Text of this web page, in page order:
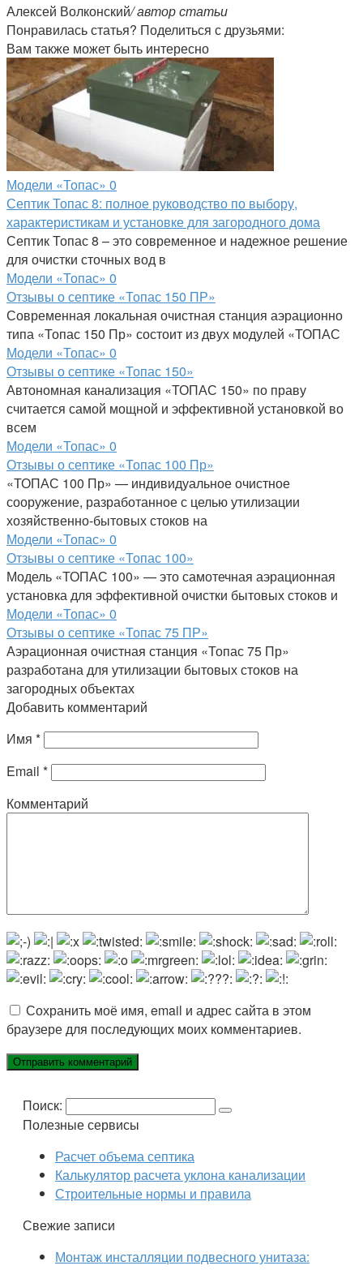
Алексей Волконский/ автор статьи
Понравилась статья? Поделиться с друзьями:
Вам также может быть интересно
Модели «Топас» 0
Септик Топас 8: полное руководство по выбору,
характеристикам и установке для загородного дома
Септик Топас 8 – это современное и надежное решение
для очистки сточных вод в
Модели «Топас» 0
Отзывы о септике «Топас 150 ПР»
Современная локальная очистная станция аэрационно
типа «Топас 150 Пр» состоит из двух модулей «ТОПАС
Модели «Топас» 0
Отзывы о септике «Топас 150»
Автономная канализация «ТОПАС 150» по праву
считается самой мощной и эффективной установкой во
всем
Модели «Топас» 0
Отзывы о септике «Топас 100 Пр»
«ТОПАС 100 Пр» — индивидуальное очистное
сооружение, разработанное с целью утилизации
хозяйственно-бытовых стоков на
Модели «Топас» 0
Отзывы о септике «Топас 100»
Модель «ТОПАС 100» — это самотечная аэрационная
установка для эффективной очистки бытовых стоков и
Модели «Топас» 0
Отзывы о септике «Топас 75 ПР»
Аэрационная очистная станция «Топас 75 Пр»
разработана для утилизации бытовых стоков на
загородных объектах
Добавить комментарий
Имя *
Email *
Комментарий
Сохранить моё имя, email и адрес сайта в этом
браузере для последующих моих комментариев.
Поиск:
Полезные сервисы
Расчет объема септика
Калькулятор расчета уклона канализации
Строительные нормы и правила
Свежие записи
Монтаж инсталляции подвесного унитаза: